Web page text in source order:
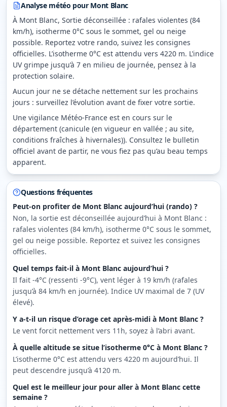
Analyse météo pour Mont Blanc
À Mont Blanc, Sortie déconseillée : rafales violentes (84
km/h), isotherme 0°C sous le sommet, gel ou neige
possible. Reportez votre rando, suivez les consignes
officielles. L’isotherme 0°C est attendu vers 4220 m. L’indice
UV grimpe jusqu’à 7 en milieu de journée, pensez à la
protection solaire.
Aucun jour ne se détache nettement sur les prochains
jours : surveillez l’évolution avant de fixer votre sortie.
Une vigilance Météo-France est en cours sur le
département (canicule (en vigueur en vallée ; au site,
conditions fraîches à hivernales)). Consultez le bulletin
officiel avant de partir, ne vous fiez pas qu’au beau temps
apparent.
Questions fréquentes
Peut-on profiter de Mont Blanc aujourd’hui (rando) ?
Non, la sortie est déconseillée aujourd’hui à Mont Blanc :
rafales violentes (84 km/h), isotherme 0°C sous le sommet,
gel ou neige possible. Reportez et suivez les consignes
officielles.
Quel temps fait-il à Mont Blanc aujourd’hui ?
Il fait -4°C (ressenti -9°C), vent léger à 19 km/h (rafales
jusqu’à 84 km/h en journée). Indice UV maximal de 7 (UV
élevé).
Y a-t-il un risque d’orage cet après-midi à Mont Blanc ?
Le vent forcit nettement vers 11h, soyez à l’abri avant.
À quelle altitude se situe l’isotherme 0°C à Mont Blanc ?
L’isotherme 0°C est attendu vers 4220 m aujourd’hui. Il
peut descendre jusqu’à 4120 m.
Quel est le meilleur jour pour aller à Mont Blanc cette
semaine ?